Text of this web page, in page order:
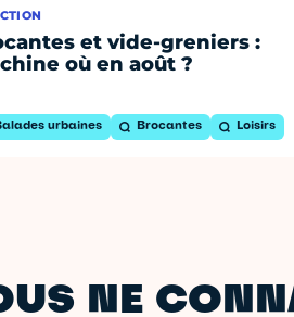
et vide-greniers :
où en août ?
urbaines Brocantes Loisirs
NE